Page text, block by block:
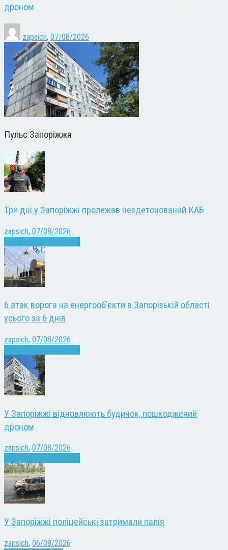
дроном
zapsich, 07/08/2026
Пульс Запоріжжя
Три дні у Запоріжжі пролежав нездетонований КАБ
zapsich, 07/08/2026
6 атак ворога на енергооб’єкти в Запорізькій області
усього за 6 днів
zapsich, 07/08/2026
У Запоріжжі відновлюють будинок, пошкоджений
дроном
zapsich, 07/08/2026
У Запоріжжі поліцейські затримали палія
zapsich, 06/08/2026